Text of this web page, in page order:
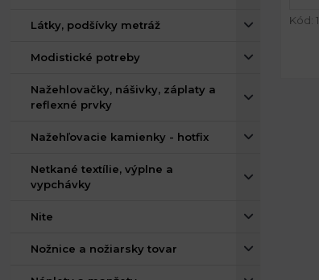
Látky, podšívky metráž
Modistické potreby
Nažehlovačky, nášivky, záplaty a
reflexné prvky
Nažehľovacie kamienky - hotfix
Netkané textílie, výplne a
vypchávky
Nite
Nožnice a nožiarsky tovar
Kód: